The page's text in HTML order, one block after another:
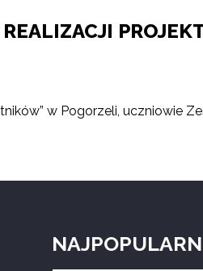
w Pogorzeli, uczniowie